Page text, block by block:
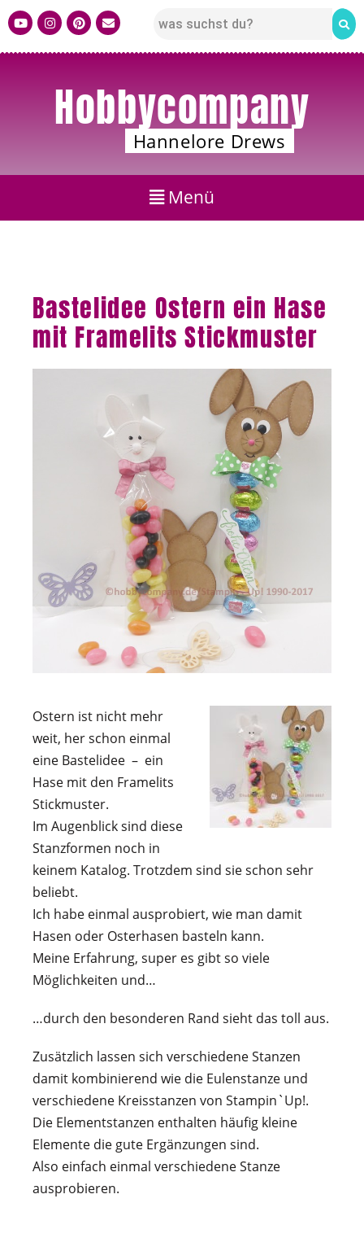
Hobbycompany
Hannelore Drews
Bastelidee Ostern ein Hase
mit Framelits Stickmuster
Ostern ist nicht mehr
weit, her schon einmal
eine Bastelidee – ein
Hase mit den Framelits
Stickmuster.
Im Augenblick sind diese
Stanzformen noch in
keinem Katalog. Trotzdem sind sie schon sehr
beliebt.
Ich habe einmal ausprobiert, wie man damit
Hasen oder Osterhasen basteln kann.
Meine Erfahrung, super es gibt so viele
Möglichkeiten und…
…durch den besonderen Rand sieht das toll aus.
Zusätzlich lassen sich verschiedene Stanzen
damit kombinierend wie die Eulenstanze und
verschiedene Kreisstanzen von Stampin`Up!.
Die Elementstanzen enthalten häufig kleine
Elemente die gute Ergänzungen sind.
Also einfach einmal verschiedene Stanze
ausprobieren.